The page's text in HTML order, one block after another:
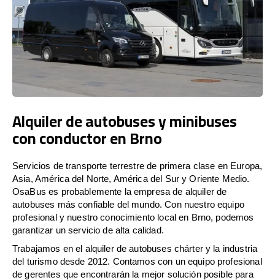
Alquiler de autobuses y minibuses
con conductor en Brno
Servicios de transporte terrestre de primera clase en Europa,
Asia, América del Norte, América del Sur y Oriente Medio.
OsaBus es probablemente la empresa de alquiler de
autobuses más confiable del mundo. Con nuestro equipo
profesional y nuestro conocimiento local en Brno, podemos
garantizar un servicio de alta calidad.
Trabajamos en el alquiler de autobuses chárter y la industria
del turismo desde 2012. Contamos con un equipo profesional
de gerentes que encontrarán la mejor solución posible para